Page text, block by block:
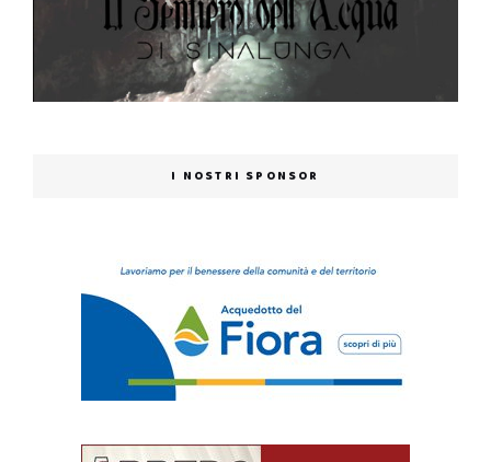
I NOSTRI SPONSOR